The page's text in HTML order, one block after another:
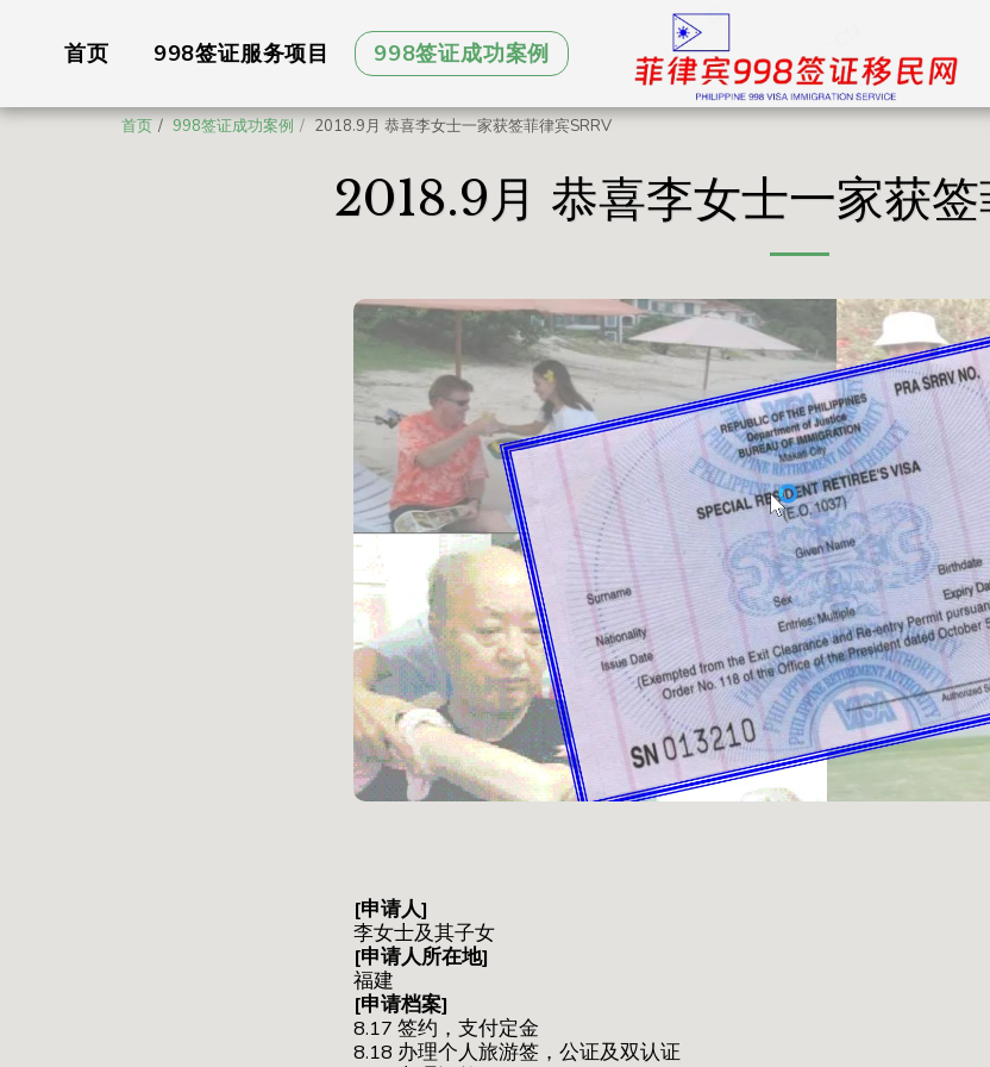
首页 998签证服务项目 998签证成功案例
首页 998签证成功案例 2018.9月 恭喜李女士一家获签菲律宾SRRV
2018.9月 恭喜李女士一家获
[申请人]
李女士及其子女
[申请人所在地]
福建
[申请档案]
8.17 签约，支付定金
8.18 办理个人旅游签，公证及双认证